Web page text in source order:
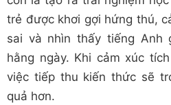
trẻ được khơi gợi hứng thú,
sai và nhìn thấy tiếng Anh
hằng ngày. Khi cảm xúc
việc tiếp thu kiến thức sẽ
quả hơn.